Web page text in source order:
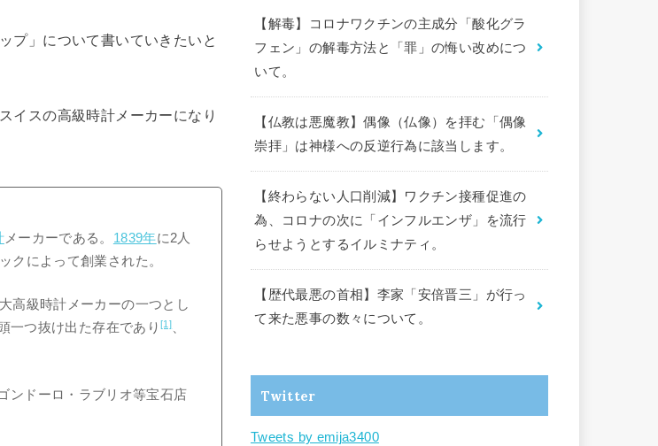
プ」について書いていきたいと
イスの高級時計メーカーになり
メーカーである。 1839年に2人
クによって創業された。
高級時計メーカーの一つとし
一つ抜け出た存在であり[1]、
ンドーロ・ラブリオ等宝石店
【解毒】コロナワクチンの主成分「酸化グラ
フェン」の解毒方法と「罪」の悔い改めにつ
いて。
【仏教は悪魔教】偶像（仏像）を拝む「偶像
崇拝」は神様への反逆行為に該当します。
【終わらない人口削減】ワクチン接種促進の
為、コロナの次に「インフルエンザ」を流行
らせようとするイルミナティ。
【歴代最悪の首相】李家「安倍晋三」が行っ
て来た悪事の数々について。
Twitter
Tweets by emija3400